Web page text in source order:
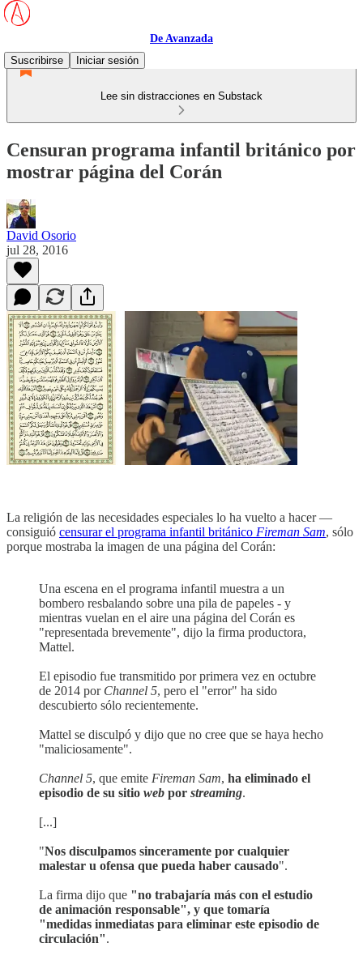
De Avanzada
Suscribirse
Iniciar sesión
Lee sin distracciones en Substack
Censuran programa infantil británico por
mostrar página del Corán
David Osorio
jul 28, 2016
La religión de las necesidades especiales lo ha vuelto a hacer —
consiguió censurar el programa infantil británico Fireman Sam, sólo
porque mostraba la imagen de una página del Corán:
Una escena en el programa infantil muestra a un
bombero resbalando sobre una pila de papeles - y
mientras vuelan en el aire una página del Corán es
"representada brevemente", dijo la firma productora,
Mattel.
El episodio fue transmitido por primera vez en octubre
de 2014 por Channel 5, pero el "error" ha sido
descubierto sólo recientemente.
Mattel se disculpó y dijo que no cree que se haya hecho
"maliciosamente".
Channel 5, que emite Fireman Sam, ha eliminado el
episodio de su sitio web por streaming.
[...]
"Nos disculpamos sinceramente por cualquier
malestar u ofensa que pueda haber causado".
La firma dijo que "no trabajaría más con el estudio
de animación responsable", y que tomaría
"medidas inmediatas para eliminar este episodio de
circulación".